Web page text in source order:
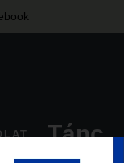
Tánc